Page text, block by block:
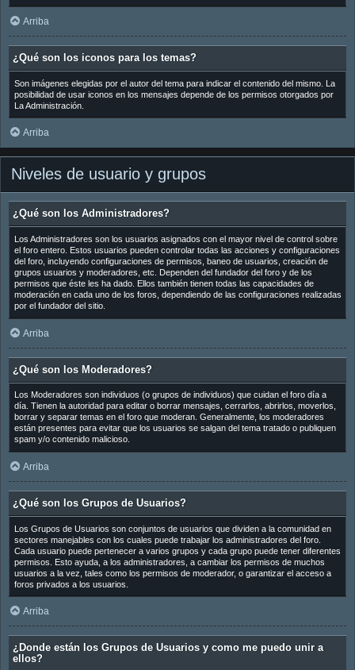
Arriba
¿Qué son los iconos para los temas?
Son imágenes elegidas por el autor del tema para indicar el contenido del mismo. La
posibilidad de usar iconos en los mensajes depende de los permisos otorgados por
La Administración.
Arriba
Niveles de usuario y grupos
¿Qué son los Administradores?
Los Administradores son los usuarios asignados con el mayor nivel de control sobre
el foro entero. Estos usuarios pueden controlar todas las acciones y configuraciones
del foro, incluyendo configuraciones de permisos, baneo de usuarios, creación de
grupos usuarios y moderadores, etc. Dependen del fundador del foro y de los
permisos que éste les ha dado. Ellos también tienen todas las capacidades de
moderación en cada uno de los foros, dependiendo de las configuraciones realizadas
por el fundador del sitio.
Arriba
¿Qué son los Moderadores?
Los Moderadores son individuos (o grupos de individuos) que cuidan el foro día a
día. Tienen la autoridad para editar o borrar mensajes, cerrarlos, abrirlos, moverlos,
borrar y separar temas en el foro que moderan. Generalmente, los moderadores
están presentes para evitar que los usuarios se salgan del tema tratado o publiquen
spam y/o contenido malicioso.
Arriba
¿Qué son los Grupos de Usuarios?
Los Grupos de Usuarios son conjuntos de usuarios que dividen a la comunidad en
sectores manejables con los cuales puede trabajar los administradores del foro.
Cada usuario puede pertenecer a varios grupos y cada grupo puede tener diferentes
permisos. Esto ayuda, a los administradores, a cambiar los permisos de muchos
usuarios a la vez, tales como los permisos de moderador, o garantizar el acceso a
foros privados a los usuarios.
Arriba
¿Donde están los Grupos de Usuarios y como me puedo unir a
ellos?